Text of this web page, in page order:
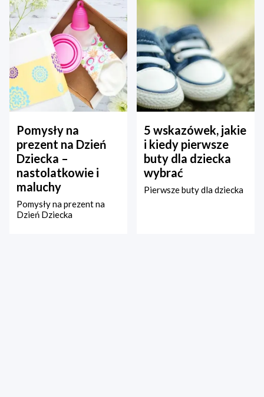
Pomysły na
prezent na Dzień
Dziecka –
nastolatkowie i
maluchy
Pomysły na prezent na
Dzień Dziecka
5 wskazówek, jakie
i kiedy pierwsze
buty dla dziecka
wybrać
Pierwsze buty dla dziecka